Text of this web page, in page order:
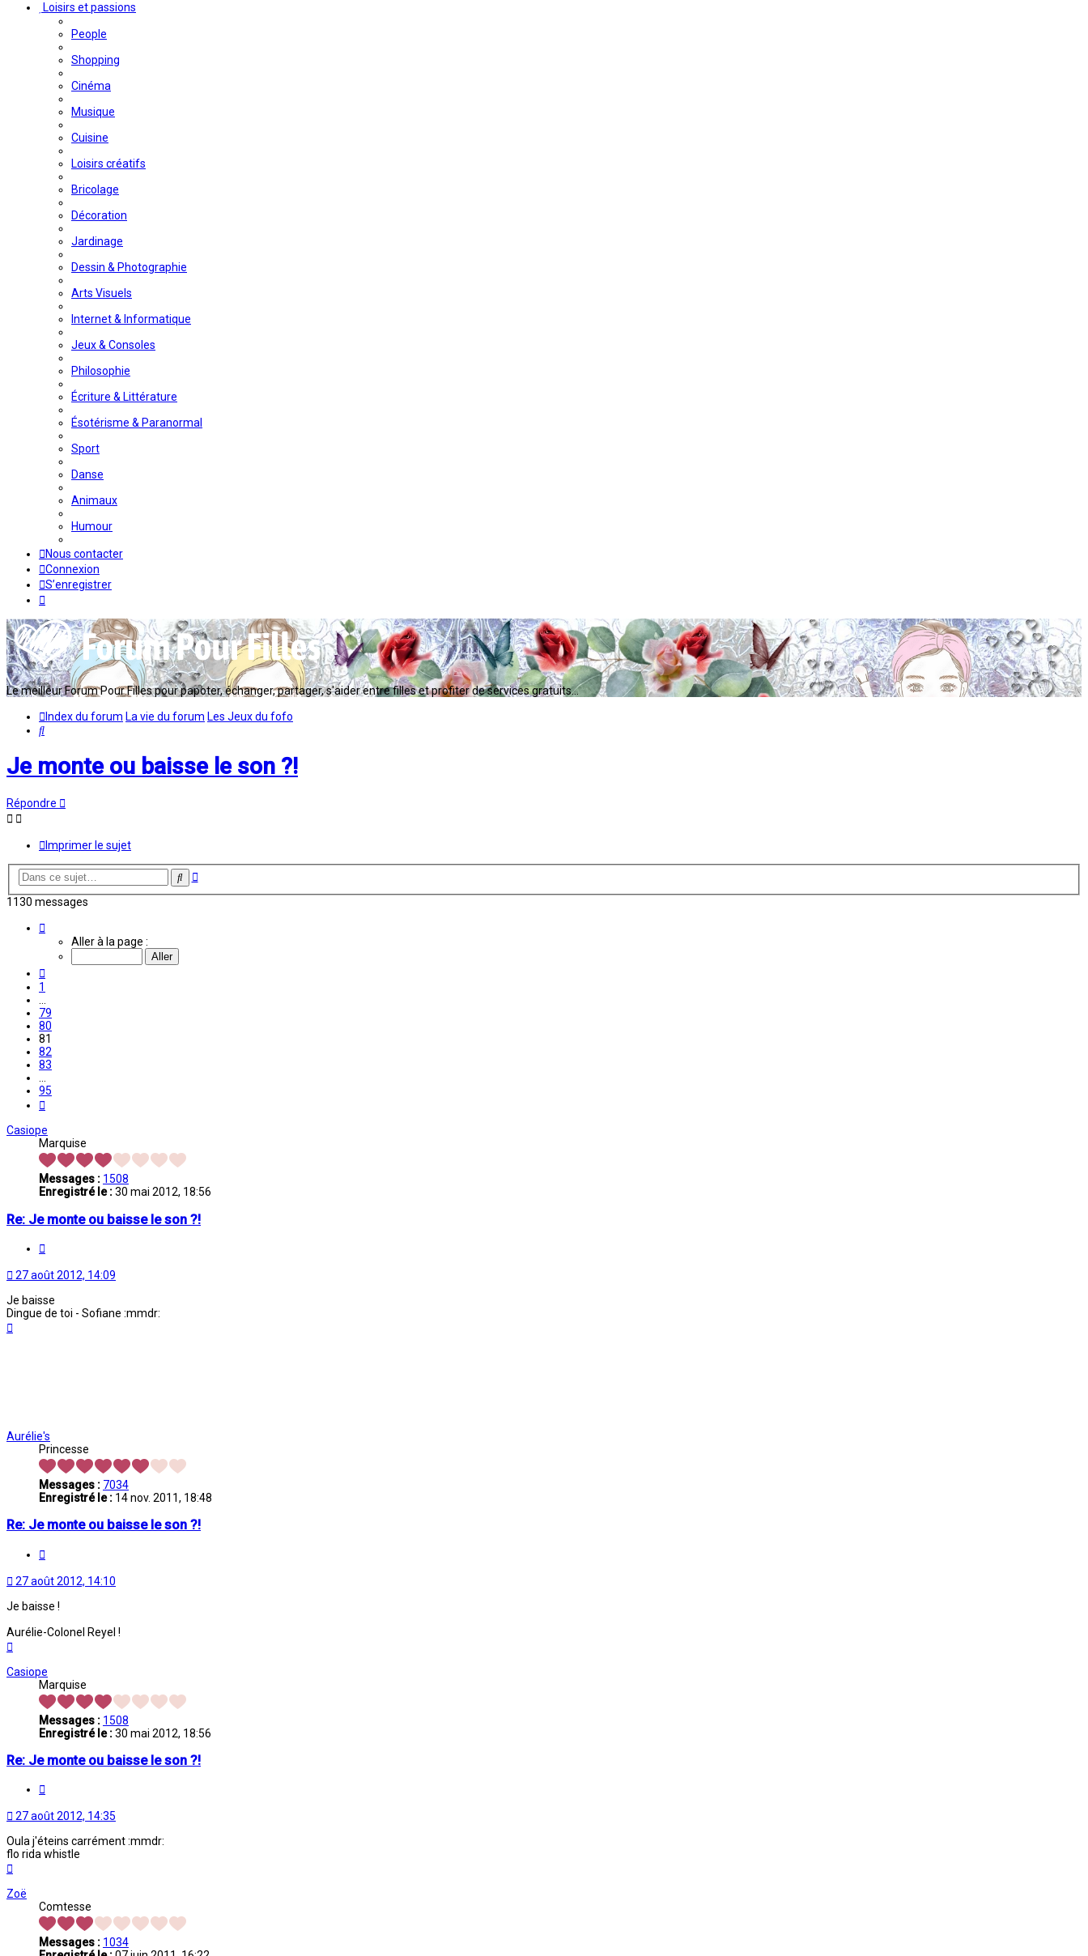
Loisirs et passions
People
Shopping
Cinéma
Musique
Cuisine
Loisirs créatifs
Bricolage
Décoration
Jardinage
Dessin & Photographie
Arts Visuels
Internet & Informatique
Jeux & Consoles
Philosophie
Écriture & Littérature
Ésotérisme & Paranormal
Sport
Danse
Animaux
Humour
Nous contacter
Connexion
S’enregistrer
Le meilleur Forum Pour Filles pour papoter, échanger, partager, s'aider entre filles et profiter de services gratuits...
Index du forum La vie du forum Les Jeux du fofo
Rechercher
Je monte ou baisse le son ?!
Répondre
Imprimer le sujet
Rechercher
Recherche
1130 messages
Aller à la page :
1
79
80
81
82
83
95
Casiope
Marquise
Messages : 1508
Enregistré le :30 mai 2012, 18:56
Re: Je monte ou baisse le son ?!
27 août 2012, 14:09
Je baisse
Dingue de toi - Sofiane :mmdr:
Aurélie's
Princesse
Messages : 7034
Enregistré le : 14 nov. 2011, 18:48
Re: Je monte ou baisse le son ?!
27 août 2012, 14:10
Je baisse !
Aurélie-Colonel Reyel !
Casiope
Marquise
Messages : 1508
Enregistré le :30 mai 2012, 18:56
Re: Je monte ou baisse le son ?!
27 août 2012, 14:35
Oula j'éteins carrément :mmdr:
flo rida whistle
Zoë
Comtesse
Messages : 1034